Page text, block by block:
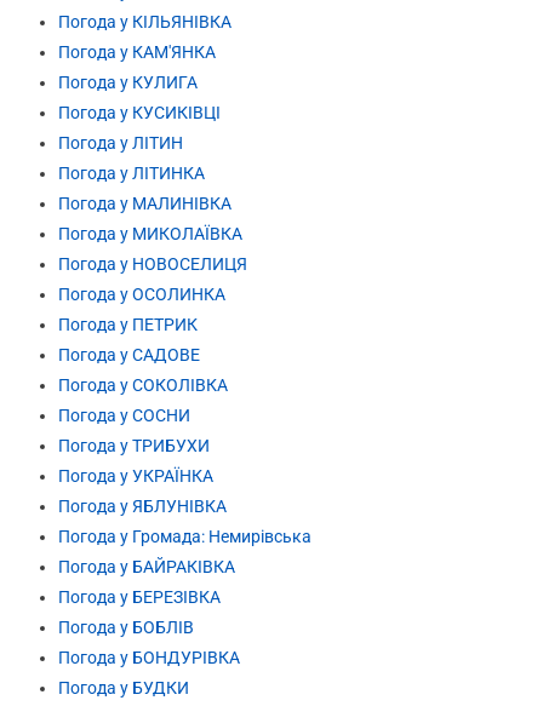
Погода у КІЛЬЯНІВКА
Погода у КАМ'ЯНКА
Погода у КУЛИГА
Погода у КУСИКІВЦІ
Погода у ЛІТИН
Погода у ЛІТИНКА
Погода у МАЛИНІВКА
Погода у МИКОЛАЇВКА
Погода у НОВОСЕЛИЦЯ
Погода у ОСОЛИНКА
Погода у ПЕТРИК
Погода у САДОВЕ
Погода у СОКОЛІВКА
Погода у СОСНИ
Погода у ТРИБУХИ
Погода у УКРАЇНКА
Погода у ЯБЛУНІВКА
Погода у Громада: Немирівська
Погода у БАЙРАКІВКА
Погода у БЕРЕЗІВКА
Погода у БОБЛІВ
Погода у БОНДУРІВКА
Погода у БУДКИ